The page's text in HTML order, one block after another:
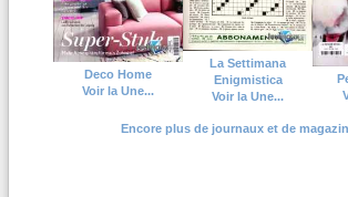
Deco Home
Voir la Une...
La Settimana
Enigmistica
Voir la Une...
Encore plus de journaux et de